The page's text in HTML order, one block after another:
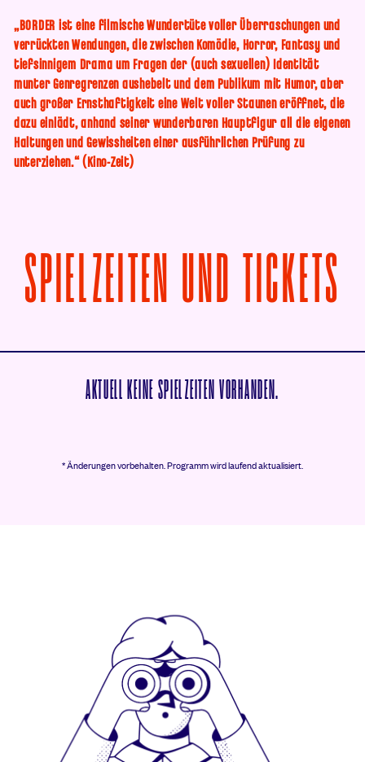
„BORDER ist eine filmische Wundertüte voller Überraschungen und
verrückten Wendungen, die zwischen Komödie, Horror, Fantasy und
tiefsinnigem Drama um Fragen der (auch sexuellen) Identität
munter Genregrenzen aushebelt und dem Publikum mit Humor, aber
auch großer Ernsthaftigkeit eine Welt voller Staunen eröffnet, die
dazu einlädt, anhand seiner wunderbaren Hauptfigur all die eigenen
Haltungen und Gewissheiten einer ausführlichen Prüfung zu
unterziehen.“ (Kino-Zeit)
SPIELZEITEN UND TICKETS
AKTUELL KEINE SPIELZEITEN VORHANDEN.
* Änderungen vorbehalten.Programm wird laufend aktualisiert.